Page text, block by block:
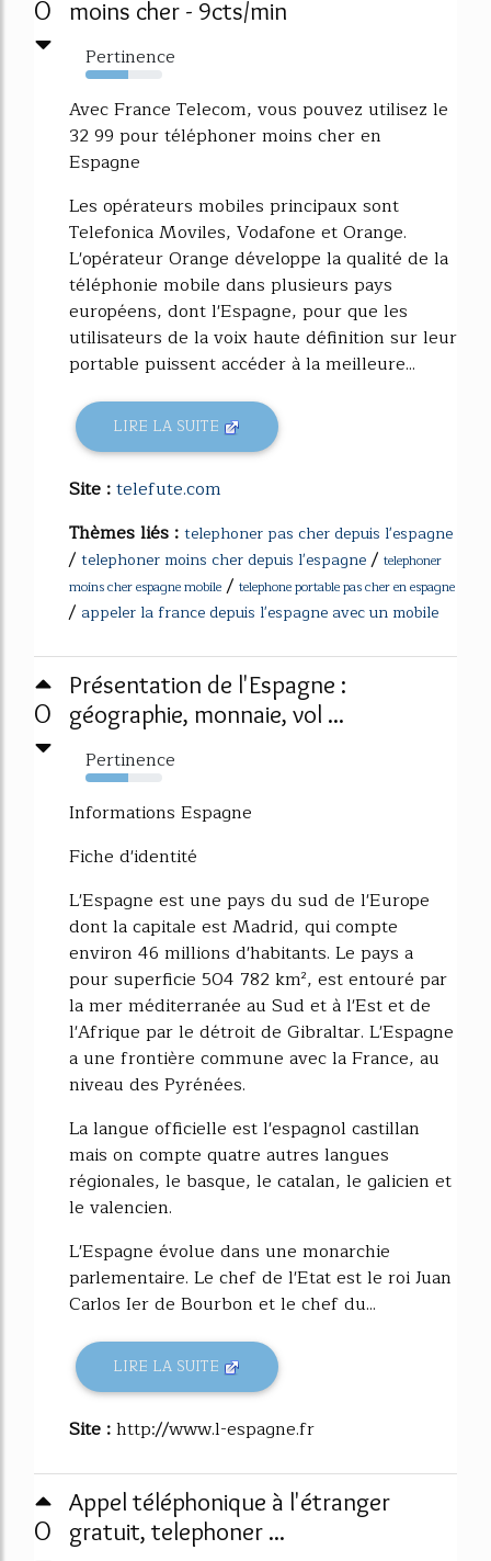
0
moins cher - 9cts/min
Pertinence
56%
Avec France Telecom, vous pouvez utilisez le
32 99 pour téléphoner moins cher en
Espagne
Les opérateurs mobiles principaux sont
Telefonica Moviles, Vodafone et Orange.
L'opérateur Orange développe la qualité de la
téléphonie mobile dans plusieurs pays
européens, dont l'Espagne, pour que les
utilisateurs de la voix haute définition sur leur
portable puissent accéder à la meilleure...
LIRE LA SUITE
Site :telefute.com
Thèmes liés : telephoner pas cher depuis l'espagne
/ telephoner moins cher depuis l'espagne/ telephoner
moins cher espagne mobile / telephone portable pas cher en espagne
/ appeler la france depuis l'espagne avec un mobile
0
Présentation de l'Espagne :
géographie, monnaie, vol ...
Pertinence
55%
Informations Espagne
Fiche d'identité
L'Espagne est une pays du sud de l'Europe
dont la capitale est Madrid, qui compte
environ 46 millions d'habitants. Le pays a
pour superficie 504 782 km², est entouré par
la mer méditerranée au Sud et à l'Est et de
l'Afrique par le détroit de Gibraltar. L'Espagne
a une frontière commune avec la France, au
niveau des Pyrénées.
La langue officielle est l'espagnol castillan
mais on compte quatre autres langues
régionales, le basque, le catalan, le galicien et
le valencien.
L'Espagne évolue dans une monarchie
parlementaire. Le chef de l'Etat est le roi Juan
Carlos Ier de Bourbon et le chef du...
LIRE LA SUITE
Site :http://www.l-espagne.fr
0
Appel téléphonique à l'étranger
gratuit, telephoner ...